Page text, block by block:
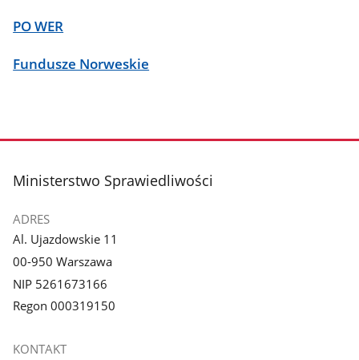
PO WER
Fundusze Norweskie
stopka
Ministerstwo Sprawiedliwości
ADRES
Al. Ujazdowskie 11
00-950 Warszawa
NIP 5261673166
Regon 000319150
KONTAKT